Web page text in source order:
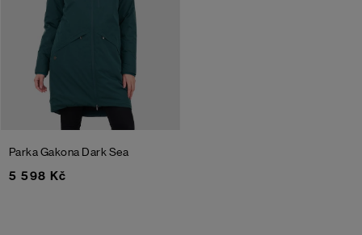
Parka Gakona Dark Sea
5 598 Kč